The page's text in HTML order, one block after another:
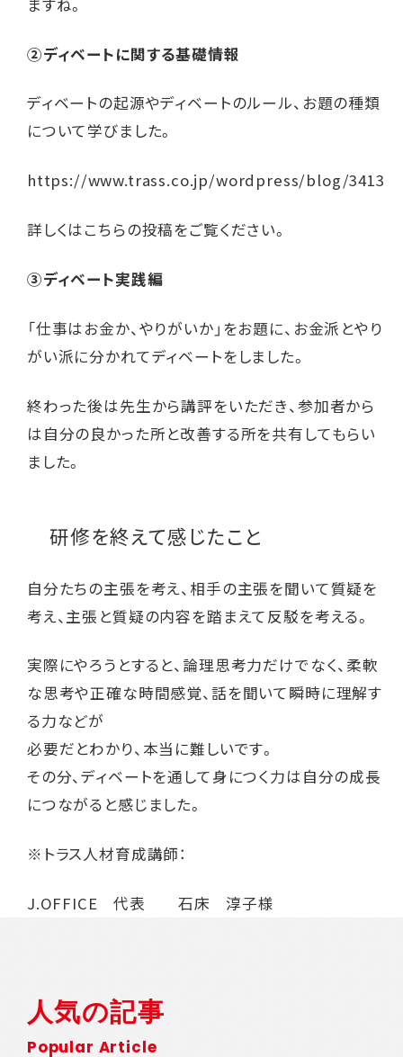
②ディベートに関する基礎情報
ディベートの起源やディベートのルール、お題の種類
について学びました。
https://www.trass.co.jp/wordpress/blog/3413
詳しくはこちらの投稿をご覧ください。
③ディベート実践編
「仕事はお金か、やりがいか」をお題に、お金派とやり
がい派に分かれてディベートをしました。
終わった後は先生から講評をいただき、参加者から
は自分の良かった所と改善する所を共有してもらい
ました。
研修を終えて感じたこと
自分たちの主張を考え、相手の主張を聞いて質疑を
考え、主張と質疑の内容を踏まえて反駁を考える。
実際にやろうとすると、論理思考力だけでなく、柔軟
な思考や正確な時間感覚、話を聞いて瞬時に理解す
る力などが
必要だとわかり、本当に難しいです。
その分、ディベートを通して身につく力は自分の成長
につながると感じました。
※トラス人材育成講師：
J.OFFICE 代表 石床 淳子様
人気の記事
Popular Article